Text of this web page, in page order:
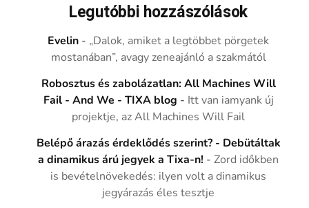
Legutóbbi hozzászólások
Evelin - „Dalok, amiket a legtöbbet pörgetek
mostanában”, avagy zeneajánló a szakmától
Robosztus és zabolázatlan: All Machines Will
Fail - And We - TIXA blog - Itt van iamyank új
projektje, az All Machines Will Fail
Belépő árazás érdeklődés szerint? - Debütáltak
a dinamikus árú jegyek a Tixa-n! -Zord időkben
is bevételnövekedés: ilyen volt a dinamikus
jegyárazás éles tesztje